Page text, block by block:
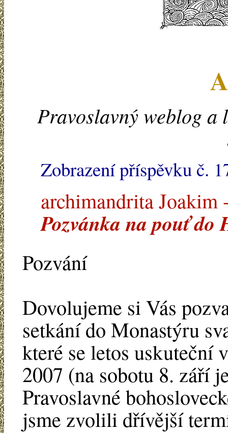
Pravoslavný weblog a
Zobrazení příspěvku č.
archimandrita Joakim
Pozvánka na pouť do
Pozvání
Dovolujeme si Vás
setkání do Monastýru
které se letos uskuteční
2007 (na sobotu 8. září
Pravoslavné
jsme zvolili dřívější